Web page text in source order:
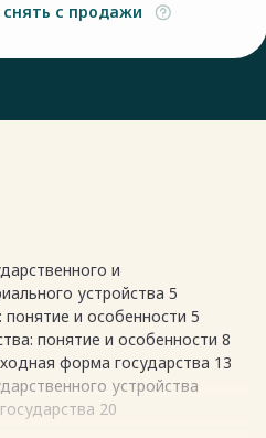
с продажи
и
устройства 5
понятие и особенности 5
понятие и особенности 8
форма государства 13
устройства
20